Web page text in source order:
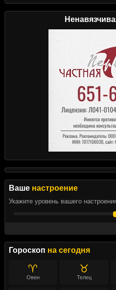
Ваше настроение
Укажите уровень вашего
Гороскоп на сегодня
♈
Овен
♉
Телец